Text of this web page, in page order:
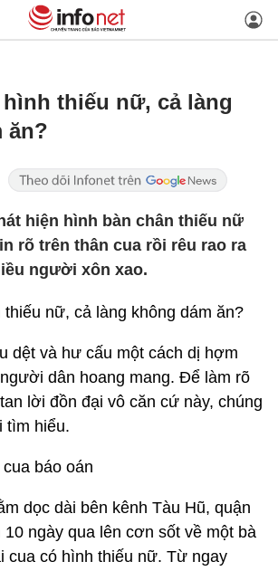
hình thiếu nữ, cả làng
ăn?
hiện hình bàn chân thiếu nữ
rõ trên thân cua rồi rêu rao ra
người xôn xao.
thiếu nữ, cả làng không dám ăn?
dệt và hư cấu một cách dị hợm
dân hoang mang. Để làm rõ
lời đồn đại vô căn cứ này, chúng
tìm hiểu.
báo oán
dọc dài bên kênh Tàu Hũ, quận
10 ngày qua lên cơn sốt về một bà
cua có hình thiếu nữ. Từ ngay